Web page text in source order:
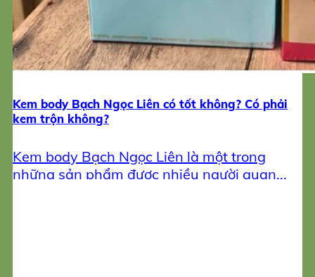
Kem body Bạch Ngọc Liên có tốt không? Có phải
kem trộn không?
Kem body Bạch Ngọc Liên là một trong
những sản phẩm được nhiều người quan...